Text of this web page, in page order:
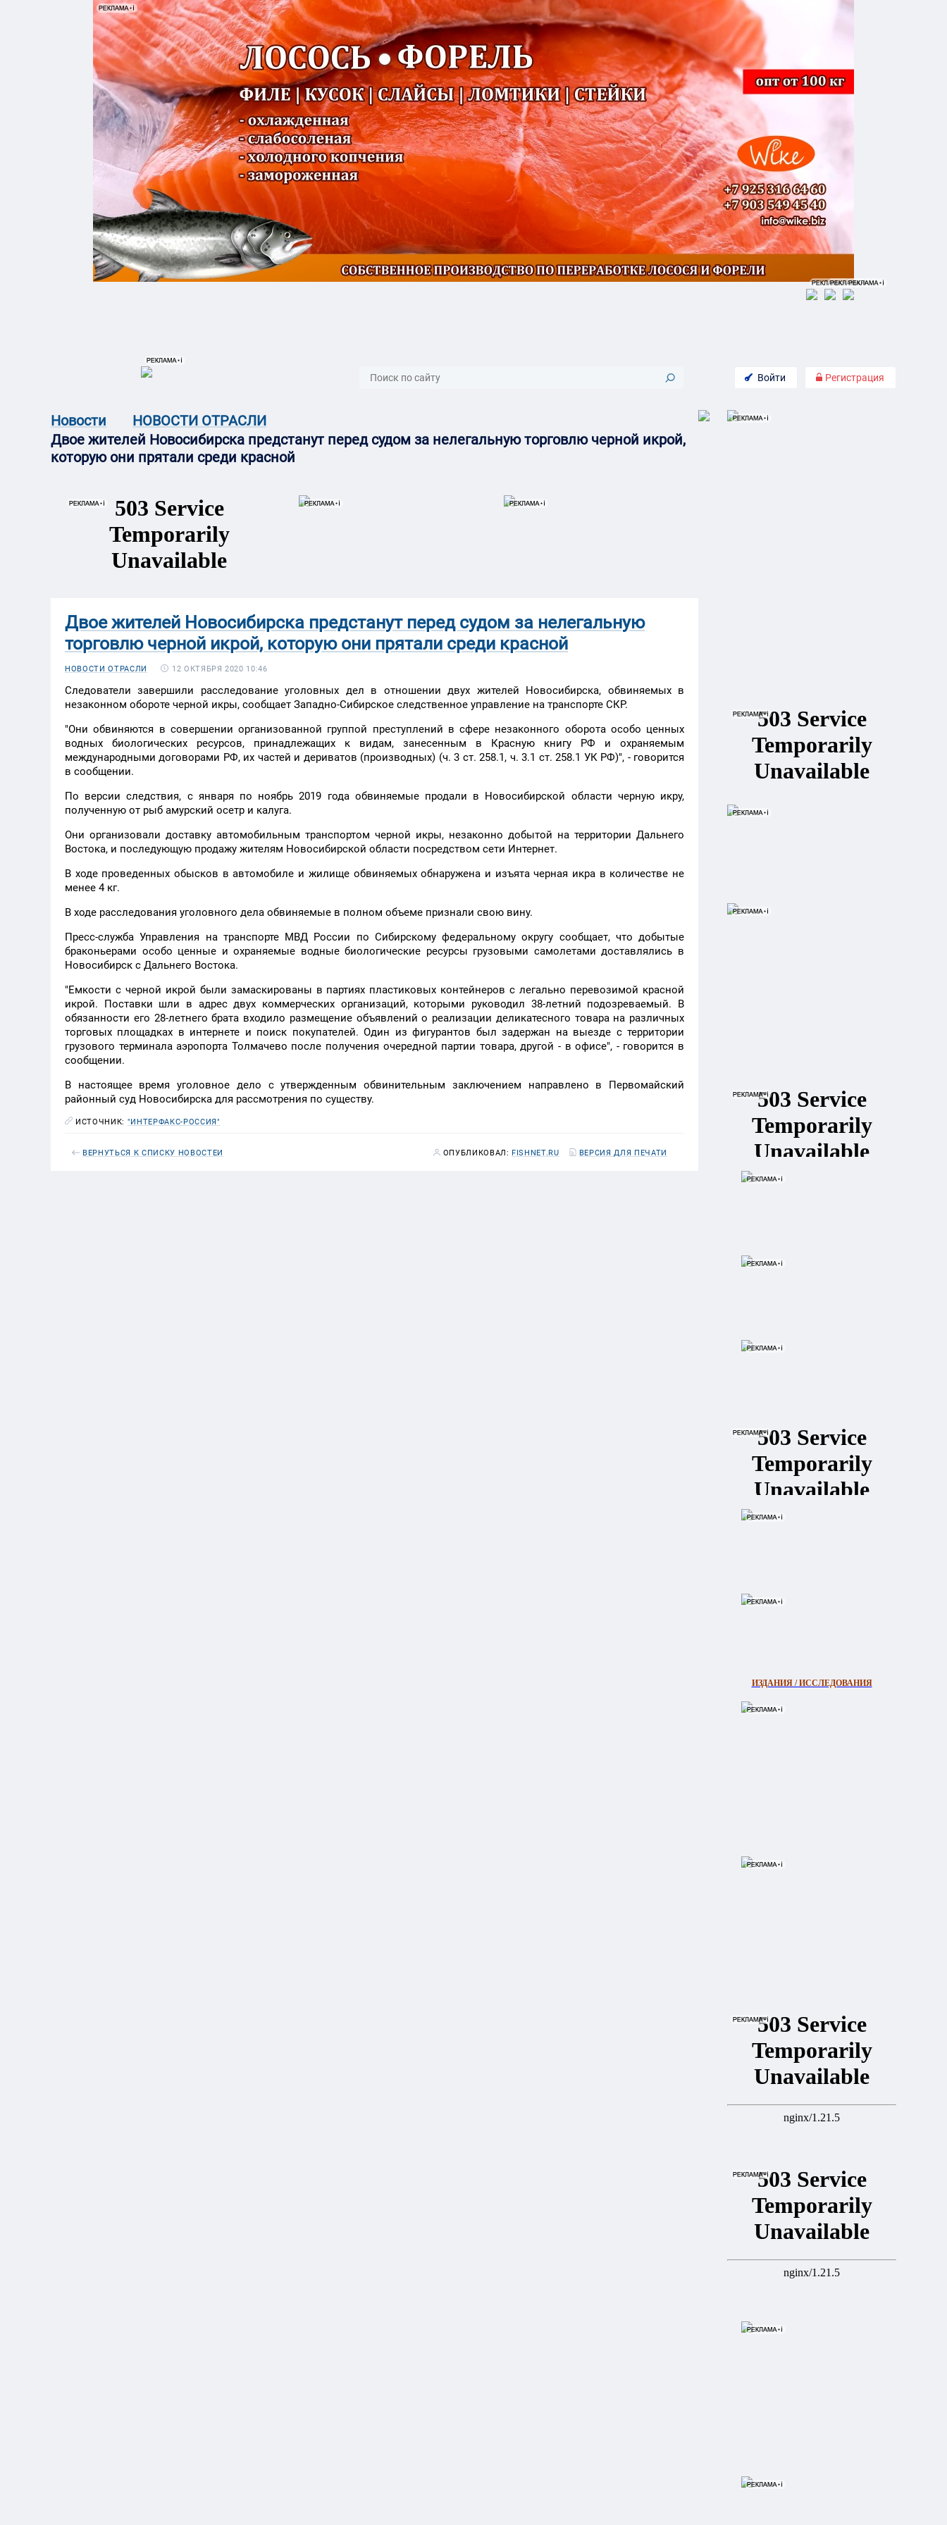
Войти Регистрация
Новости
НОВОСТИ ОТРАСЛИ
Двое жителей Новосибирска предстанут перед судом за нелегальную торговлю черной икрой,
которую они прятали среди красной
Двое жителей Новосибирска предстанут перед судом за нелегальную
торговлю черной икрой, которую они прятали среди красной
НОВОСТИ ОТРАСЛИ 12 ОКТЯБРЯ 2020 10:46
Следователи завершили расследование уголовных дел в отношении двух жителей Новосибирска, обвиняемых в
незаконном обороте черной икры, сообщает Западно-Сибирское следственное управление на транспорте СКР.
"Они обвиняются в совершении организованной группой преступлений в сфере незаконного оборота особо ценных
водных биологических ресурсов, принадлежащих к видам, занесенным в Красную книгу РФ и охраняемым
международными договорами РФ, их частей и дериватов (производных) (ч. 3 ст. 258.1, ч. 3.1 ст. 258.1 УК РФ)", - говорится
в сообщении.
По версии следствия, с января по ноябрь 2019 года обвиняемые продали в Новосибирской области черную икру,
полученную от рыб амурский осетр и калуга.
Они организовали доставку автомобильным транспортом черной икры, незаконно добытой на территории Дальнего
Востока, и последующую продажу жителям Новосибирской области посредством сети Интернет.
В ходе проведенных обысков в автомобиле и жилище обвиняемых обнаружена и изъята черная икра в количестве не
менее 4 кг.
В ходе расследования уголовного дела обвиняемые в полном объеме признали свою вину.
Пресс-служба Управления на транспорте МВД России по Сибирскому федеральному округу сообщает, что добытые
браконьерами особо ценные и охраняемые водные биологические ресурсы грузовыми самолетами доставлялись в
Новосибирск с Дальнего Востока.
"Емкости с черной икрой были замаскированы в партиях пластиковых контейнеров с легально перевозимой красной
икрой. Поставки шли в адрес двух коммерческих организаций, которыми руководил 38-летний подозреваемый. В
обязанности его 28-летнего брата входило размещение объявлений о реализации деликатесного товара на различных
торговых площадках в интернете и поиск покупателей. Один из фигурантов был задержан на выезде с территории
грузового терминала аэропорта Толмачево после получения очередной партии товара, другой - в офисе", - говорится в
сообщении.
В настоящее время уголовное дело с утвержденным обвинительным заключением направлено в Первомайский
районный суд Новосибирска для рассмотрения по существу.
ИСТОЧНИК: "ИНТЕРФАКС-РОССИЯ"
ВЕРНУТЬСЯ К СПИСКУ НОВОСТЕЙ ОПУБЛИКОВАЛ: FISHNET.RU ВЕРСИЯ ДЛЯ ПЕЧАТИ
ИЗДАНИЯ / ИССЛЕДОВАНИЯ